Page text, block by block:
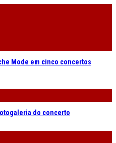
Mode em cinco concertos
do concerto